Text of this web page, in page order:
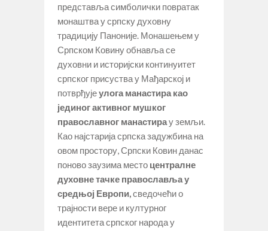
представља симболички повратак
монаштва у српску духовну
традицију Паноније. Монашењем у
Српском Ковину обнавља се
духовни и историјски континуитет
српског присуства у Мађарској и
потврђујеулога манастира као
јединог активног мушког
православног манастирау земљи.
Као најстарија српска задужбина на
овом простору, Српски Ковин данас
поново заузима место централне
духовне тачке православља у
средњој Европи сведочећи о
трајности вере и културног
идентитета српског народа у